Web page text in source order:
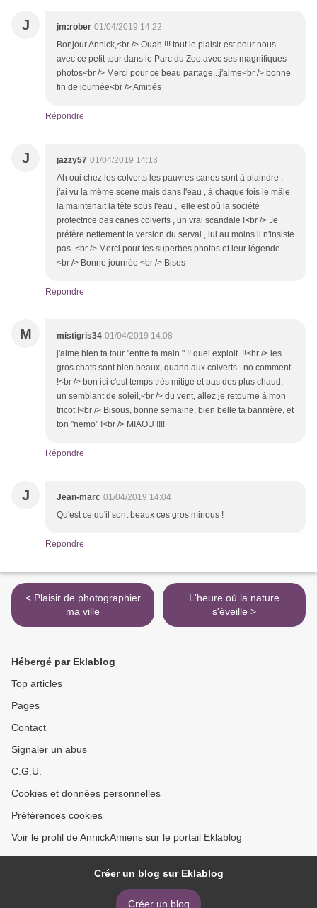
J jm:rober 01/04/2019 14:22
Bonjour Annick,<br /> Ouah !!! tout le plaisir est pour nous
avec ce petit tour dans le Parc du Zoo avec ses magnifiques
photos<br /> Merci pour ce beau partage...j'aime<br /> bonne
fin de journée<br /> Amitiés
Répondre
J jazzy57 01/04/2019 14:13
Ah oui chez les colverts les pauvres canes sont à plaindre ,
j'ai vu la même scène mais dans l'eau , à chaque fois le mâle
la maintenait la tête sous l'eau , elle est où la société
protectrice des canes colverts , un vrai scandale !<br /> Je
préfère nettement la version du serval , lui au moins il n'insiste
pas .<br /> Merci pour tes superbes photos et leur légende.
<br /> Bonne journée <br /> Bises
Répondre
M mistigris34 01/04/2019 14:08
j'aime bien ta tour "entre ta main " !! quel exploit !!<br /> les
gros chats sont bien beaux, quand aux colverts...no comment
!<br /> bon ici c'est temps très mitigé et pas des plus chaud,
un semblant de soleil,<br /> du vent, allez je retourne à mon
tricot !<br /> Bisous, bonne semaine, bien belle ta bannière, et
ton "nemo" !<br /> MIAOU !!!!
Répondre
J Jean-marc 01/04/2019 14:04
Qu'est ce qu'il sont beaux ces gros minous !
Répondre
< Plaisir de photographier
ma ville
L'heure où la nature
s'éveille >
Hébergé par Eklablog
Top articles
Pages
Contact
Signaler un abus
C.G.U.
Cookies et données personnelles
Préférences cookies
Voir le profil de AnnickAmiens sur le portail Eklablog
Créer un blog sur Eklablog
Créer un blog